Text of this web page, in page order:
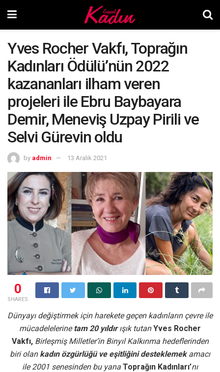
Yves Rocher Vakfı, Toprağın
Kadınları Ödülü’nün 2022
kazananları ilham veren
projeleri ile Ebru Baybayara
Demir, Meneviş Uzpay Pirili ve
Selvi Gürevin oldu
by admin 13 Aralık 2021
0
SHARES
Dünyayı değiştirmek için harekete geçen kadınların çevre ile
mücadelelerinetam 20 yıldırışık tutanYves Rocher
Vakfı, Birleşmiş Milletler’in Binyıl Kalkınma hedeflerinden
biri olan kadın özgürlüğü ve eşitliğini desteklemekamacı
ile 2001 senesinden bu yana Toprağın Kadınları’nı